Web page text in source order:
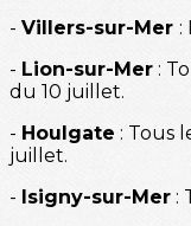
- Villers-sur-Mer :
- Lion-sur-Mer :
du 10 juillet.
- Houlgate : Tous
juillet.
- Isigny-sur-Mer :